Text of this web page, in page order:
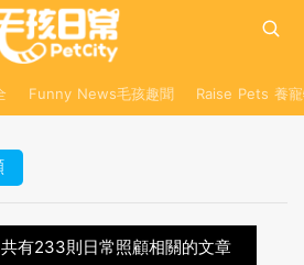
Funny News毛孩趣聞 Raise Pets 養
有233則日常照顧相關的文章